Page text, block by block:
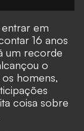
em
16 anos
um recorde
o
homens,
coisa sobre